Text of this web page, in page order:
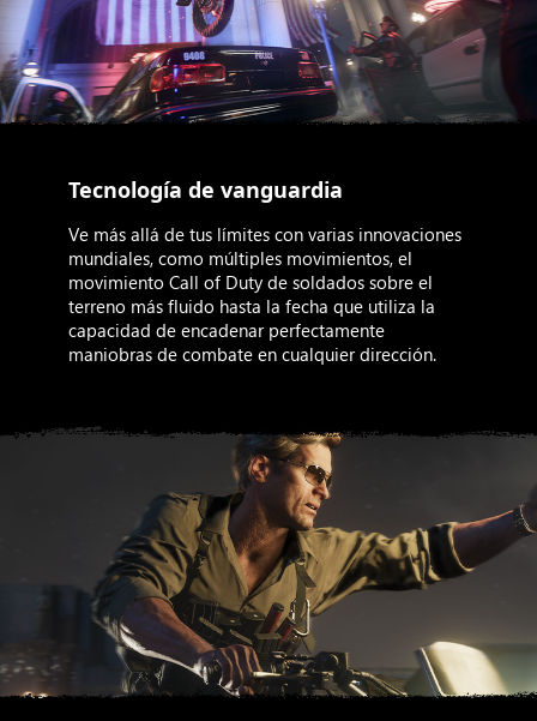
Tecnología de vanguardia
Ve más allá de tus límites con varias innovaciones
mundiales, como múltiples movimientos, el
movimiento Call of Duty de soldados sobre el
terreno más fluido hasta la fecha que utiliza la
capacidad de encadenar perfectamente
maniobras de combate en cualquier dirección.